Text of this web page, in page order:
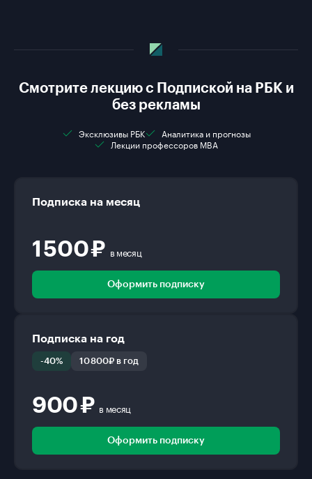
Смотрите лекцию с Подпиской на РБК и
без рекламы
Эксклюзивы РБК
Аналитика и прогнозы
Лекции профессоров MBA
Подписка на месяц
1 500 ₽ в месяц
Оформить подписку
Подписка на год
-40% 10 800₽ в год
900 ₽ в месяц
Оформить подписку